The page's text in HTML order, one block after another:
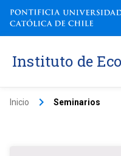
Instituto de
Inicio keyboard_arrow_right Seminarios